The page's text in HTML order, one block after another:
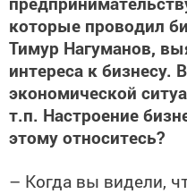
которые проводил
Тимур Нагуманов,
интереса к бизнесу.
экономической
т.п. Настроение
этому относитесь?
– Когда вы видели,